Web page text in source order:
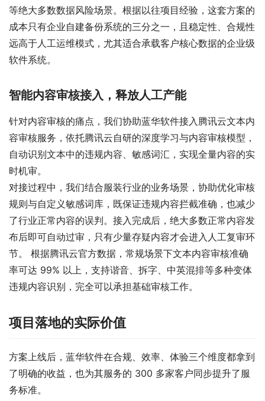
等绝大多数数据风险场景。根据以往项目经验，这套方案的
成本只有企业自建备份系统的三分之一，且稳定性、合规性
远高于人工运维模式，尤其适合承载客户核心数据的企业级
软件系统。
智能内容审核接入，释放人工产能
针对内容审核的痛点，我们协助蓝华软件接入腾讯云文本内
容审核服务，依托腾讯云自研的深度学习与内容审核模型，
自动识别文本中的违规内容、敏感词汇，实现全量内容的实
时机审。
对接过程中，我们结合服装行业的业务场景，协助优化审核
规则与自定义敏感词库，既保证违规内容拦截准确，也减少
了行业正常内容的误判。接入完成后，绝大多数正常内容发
布后即可自动过审，只有少量存疑内容才会进入人工复审环
节。 根据腾讯云官方数据，常规场景下文本内容审核准确
率可达 99% 以上，支持谐音、拆字、中英混排等多种变体
违规内容识别，完全可以承担基础审核工作。
项目落地的实际价值
方案上线后，蓝华软件在合规、效率、体验三个维度都拿到
了明确的收益，也为其服务的 300 多家客户同步提升了服
务标准。